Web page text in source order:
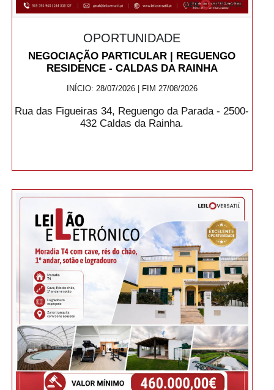
OPORTUNIDADE
NEGOCIAÇÃO PARTICULAR | REGUENGO
RESIDENCE - CALDAS DA RAINHA
INÍCIO: 28/07/2026 | FIM 27/08/2026
Rua das Figueiras 34, Reguengo da Parada - 2500-
432 Caldas da Rainha.